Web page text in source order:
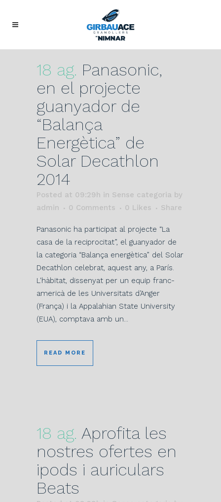
18 ag. Panasonic,
en el projecte
guanyador de
“Balança
Energètica” de
Solar Decathlon
2014
Posted at 09:29h in Sense categoria by
admin
0 Comments 0 Likes Share
Panasonic ha participat al projecte “La
casa de la reciprocitat”, el guanyador de
la categoria “Balança energètica” del Solar
Decathlon celebrat, aquest any, a París.
L'hàbitat, dissenyat per un equip franc-
americà de les Universitats d’Anger
(França) i la Appalahian State University
(EUA), comptava amb un...
READ MORE
18 ag. Aprofita les
nostres ofertes en
ipods i auriculars
Beats